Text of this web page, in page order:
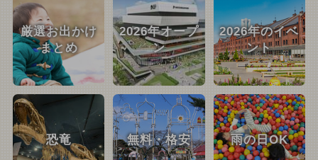
厳選お出かけ
まとめ
2026年オープ
ン
2026年のイベ
ント
恐竜 無料・格安 雨の日OK